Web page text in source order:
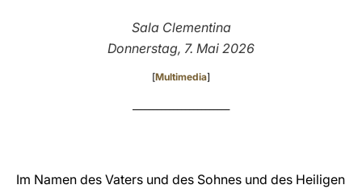
Sala Clementina
Donnerstag, 7. Mai 2026
[Multimedia]
Im Namen des Vaters und des Sohnes und des Heiligen